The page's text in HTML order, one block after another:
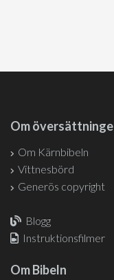
Om
Om Kärnbibeln
Vittnesbörd
Generös copyright
Blogg
Instruktionsfilmer
Om Bibeln